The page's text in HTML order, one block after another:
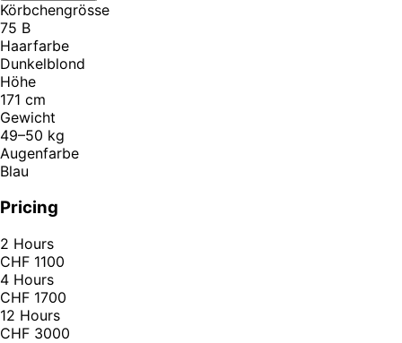
Körbchengrösse
75 B
Haarfarbe
Dunkelblond
Höhe
171 cm
Gewicht
49–50 kg
Augenfarbe
Blau
Pricing
2 Hours
CHF 1100
4 Hours
CHF 1700
12 Hours
CHF 3000